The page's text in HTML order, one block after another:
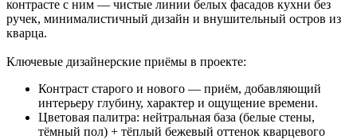
контрасте с ним — чистые линии белых фасадов кухни без
ручек, минималистичный дизайн и внушительный остров из
кварца.
Ключевые дизайнерские приёмы в проекте:
Контраст старого и нового — приём, добавляющий
интерьеру глубину, характер и ощущение времени.
Цветовая палитра: нейтральная база (белые стены,
тёмный пол) + тёплый бежевый оттенок кварцевого